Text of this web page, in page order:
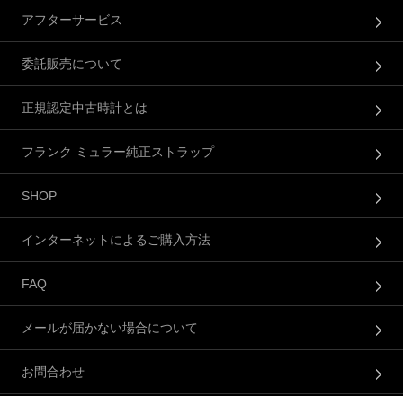
アフターサービス
委託販売について
正規認定中古時計とは
フランク ミュラー純正ストラップ
SHOP
インターネットによるご購入方法
FAQ
メールが届かない場合について
お問合わせ